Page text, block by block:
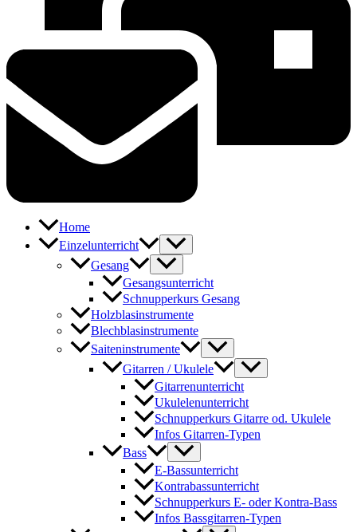
Home
Einzelunterricht
Gesang
Gesangsunterricht
Schnupperkurs Gesang
Holzblasinstrumente
Blechblasinstrumente
Saiteninstrumente
Gitarren / Ukulele
Gitarrenunterricht
Ukulelenunterricht
Schnupperkurs Gitarre od. Ukulele
Infos Gitarren-Typen
Bass
E-Bassunterricht
Kontrabassunterricht
Schnupperkurs E- oder Kontra-Bass
Infos Bassgitarren-Typen